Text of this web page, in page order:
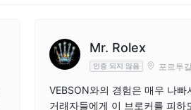
Mr. Rolex
인증 되지 않음 포르투
VEBSON와의 경험은 매우 나빠
거래자들에게 이 브로커를 피하